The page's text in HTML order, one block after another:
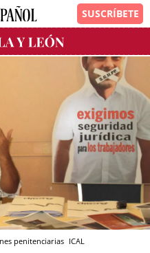
penitenciarias ICAL